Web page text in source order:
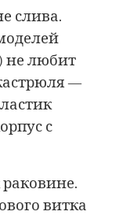
слива.
не любит
—
с
витка